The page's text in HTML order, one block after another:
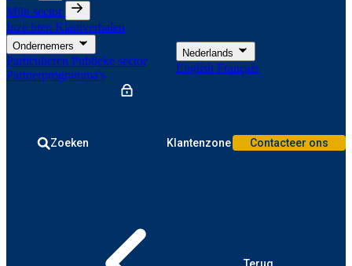
Mijn sector
Inzichten Klantverhalen
Ondernemers
Particulieren Publieke sector
Partnerprogramma's
Nederlands
English Français
Zoeken Klantenzone Contacteer ons